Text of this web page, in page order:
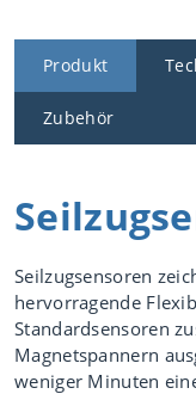
Data
Produkt
Zubehör
Seilzugsensoren
hervorragende
Standardsensoren
Magnetspannern
weniger Minuten